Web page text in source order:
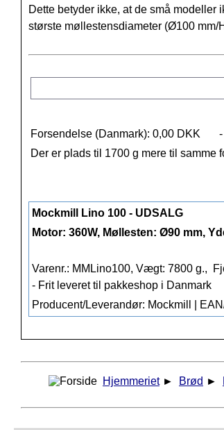
Dette betyder ikke, at de små
største møllestensdiameter (Ø100 mm/
Forsendelse (Danmark): 0,00 DKK
Der er plads til 1700 g mere til samme
Mockmill Lino 100 - UDSALG
Motor: 360W, Møllesten: Ø90 mm,
Varenr.: MMLino100, Vægt: 7800 g.,
- Frit leveret til pakkeshop i Danmark
Producent/Leverandør: Mockmill |
Hjemmeriet ► Brød ►